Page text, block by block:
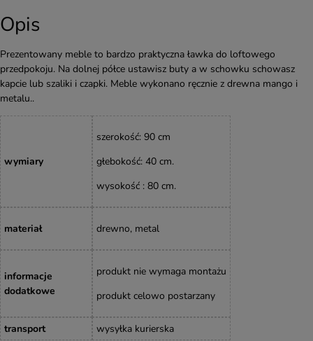
Opis
Prezentowany meble to bardzo praktyczna ławka do loftowego
przedpokoju. Na dolnej półce ustawisz buty a w schowku schowasz
kapcie lub szaliki i czapki. Meble wykonano ręcznie z drewna mango i
metalu..
wymiary
szerokość: 90 cm
głebokość: 40 cm.
wysokość : 80 cm.
materiał drewno, metal
informacje
dodatkowe
produkt nie wymaga montażu
produkt celowo postarzany
transport wysyłka kurierska